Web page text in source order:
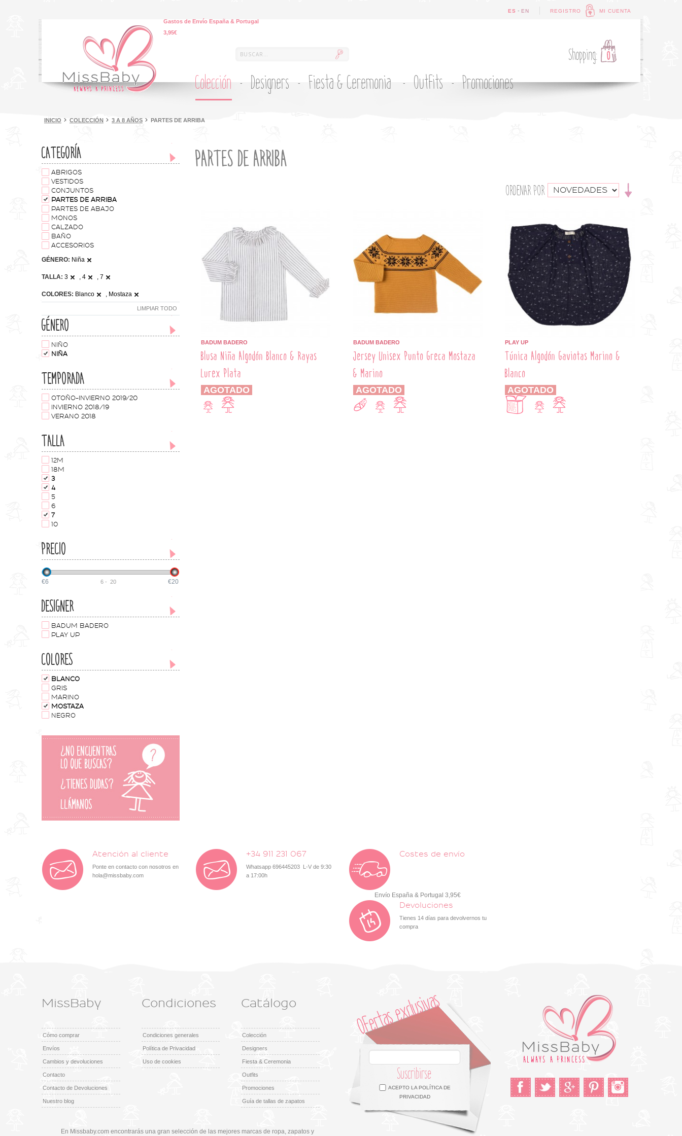
Gastos de Envío España & Portugal
3,95€
REGISTRO MI CUENTA
ES - EN
Shopping: 0
Colección Designers Fiesta & Ceremonia Outfits Promociones
INICIO COLECCIÓN 3 A 8 AÑOS PARTES DE ARRIBA
CATEGORÍA
ABRIGOS
VESTIDOS
CONJUNTOS
PARTES DE ARRIBA
PARTES DE ABAJO
MONOS
CALZADO
BAÑO
ACCESORIOS
GÉNERO: Niña
TALLA: 3 , 4 , 7
COLORES: Blanco , Mostaza
LIMPIAR TODO
GÉNERO
NIÑO
NIÑA
TEMPORADA
OTOÑO-INVIERNO 2019/20
INVIERNO 2018/19
VERANO 2018
TALLA
12M
18M
3
4
5
6
7
10
PRECIO
€6 €20
6 - 20
DESIGNER
BADUM BADERO
PLAY UP
COLORES
BLANCO
GRIS
MARINO
MOSTAZA
NEGRO
PARTES DE ARRIBA
ORDENAR POR
BADUM BADERO
Blusa Niña Algodón Blanco & Rayas
Lurex Plata
AGOTADO
BADUM BADERO
Jersey Unisex Punto Greca Mostaza
& Marino
AGOTADO
PLAY UP
Túnica Algodón Gaviotas Marino &
Blanco
AGOTADO
Atención al cliente
Ponte en contacto con nosotros en
hola@missbaby.com
+34 911 231 067
Whatsapp 696445203 L-V de 9:30
a 17:00h
Costes de envío
Envío España & Portugal 3,95€
Devoluciones
Tienes 14 días para devolvernos tu
compra
MissBaby
Cómo comprar
Envíos
Cambios y devoluciones
Contacto
Contacto de Devoluciones
Nuestro blog
Condiciones
Condiciones generales
Política de Privacidad
Uso de cookies
Catálogo
Colección
Designers
Fiesta & Ceremonia
Outfits
Promociones
Guía de tallas de zapatos
En Missbaby.com encontrarás una gran selección de las mejores marcas de ropa, zapatos y
Suscribirse
ACEPTO LAPOLÍTICA DE
PRIVACIDAD
Facebook Twitter Google +